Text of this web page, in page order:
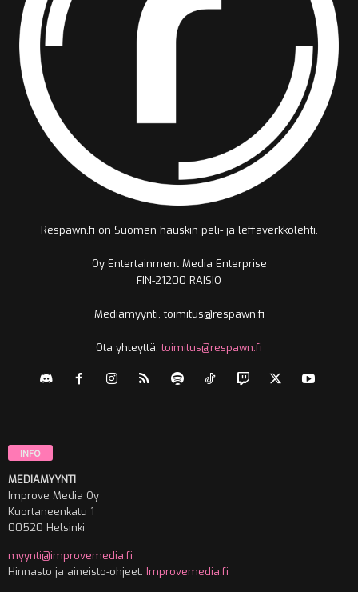
Respawn.fi on Suomen hauskin peli- ja leffaverkkolehti.
Oy Entertainment Media Enterprise
FIN-21200 RAISIO
Mediamyynti, toimitus@respawn.fi
Ota yhteyttä:toimitus@respawn.fi
INFO
MEDIAMYYNTI
Improve Media Oy
Kuortaneenkatu 1
00520 Helsinki
myynti@improvemedia.fi
Hinnasto ja aineisto-ohjeet: Improvemedia.fi